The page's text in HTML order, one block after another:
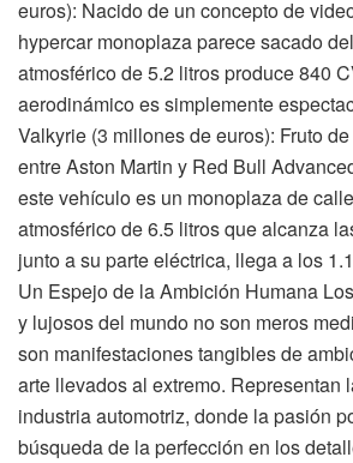
euros): Nacido de un concepto de
hypercar monoplaza parece sacado
atmosférico de 5.2 litros produce 840
aerodinámico es simplemente
Valkyrie (3 millones de euros): Fruto
entre Aston Martin y Red Bull
este vehículo es un monoplaza de
atmosférico de 6.5 litros que alcanza
junto a su parte eléctrica, llega a los
Un Espejo de la Ambición Humana
y lujosos del mundo no son meros
son manifestaciones tangibles de
arte llevados al extremo. Representan
industria automotriz, donde la pasión
búsqueda de la perfección en los